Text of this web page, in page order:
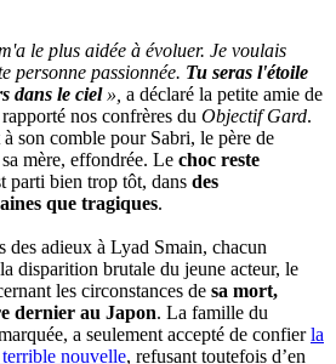
le plus aidée à évoluer. Je voulais
personne passionnée. Tu seras l'étoile
dans le ciel», a déclaré la petite amie de
nos confrères du Objectif Gard.
son comble pour Sabri, le père de
mère, effondrée. Le choc reste
parti bien trop tôt, dans des
que tragiques.
des adieux à Lyad Smain, chacun
disparition brutale du jeune acteur, le
les circonstances de sa mort,
dernier au Japon. La famille du
a seulement accepté de confierla
nouvelle, refusant toutefois d’en